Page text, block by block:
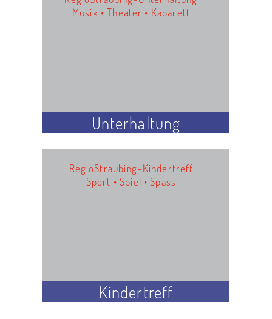
Musik • Theater • Kabarett
Unterhaltung
RegioStraubing-Kindertreff
Sport • Spiel • Spass
Kindertreff